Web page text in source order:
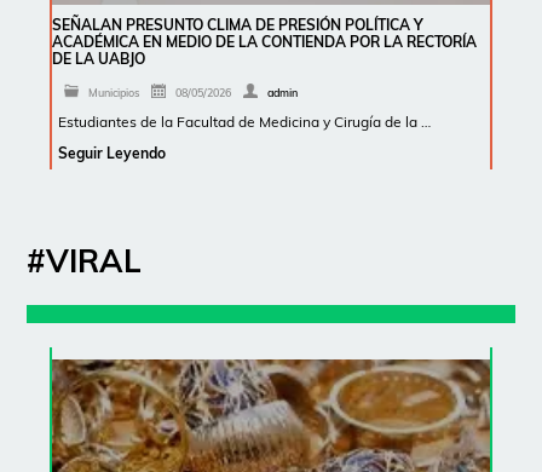
SEÑALAN PRESUNTO CLIMA DE PRESIÓN POLÍTICA Y
ACADÉMICA EN MEDIO DE LA CONTIENDA POR LA RECTORÍA
DE LA UABJO
Municipios 08/05/2026 admin
Estudiantes de la Facultad de Medicina y Cirugía de la …
Seguir Leyendo
#VIRAL